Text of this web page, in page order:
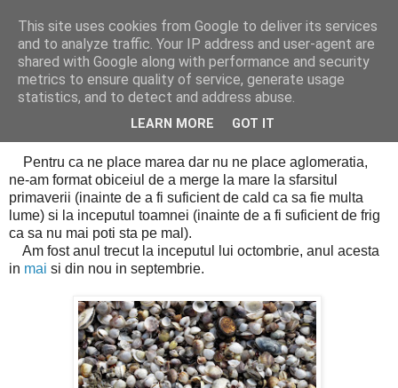
Cealalta realitate
sâmbătă, noiembrie 06, 2010
La mare toamna
Pentru ca ne place marea dar nu ne place aglomeratia,
ne-am format obiceiul de a merge la mare la sfarsitul
primaverii (inainte de a fi suficient de cald ca sa fie multa
lume) si la inceputul toamnei (inainte de a fi suficient de frig
ca sa nu mai poti sta pe mal).
Am fost anul trecut la inceputul lui octombrie, anul acesta
in mai si din nou in septembrie.
This site uses cookies from Google to deliver its services
and to analyze traffic. Your IP address and user-agent are
shared with Google along with performance and security
metrics to ensure quality of service, generate usage
statistics, and to detect and address abuse.
LEARN MORE GOT IT